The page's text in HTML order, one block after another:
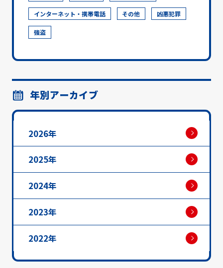
インターネット・携帯電話 その他 凶悪犯罪
強盗
年別アーカイブ
2026年
2025年
2024年
2023年
2022年